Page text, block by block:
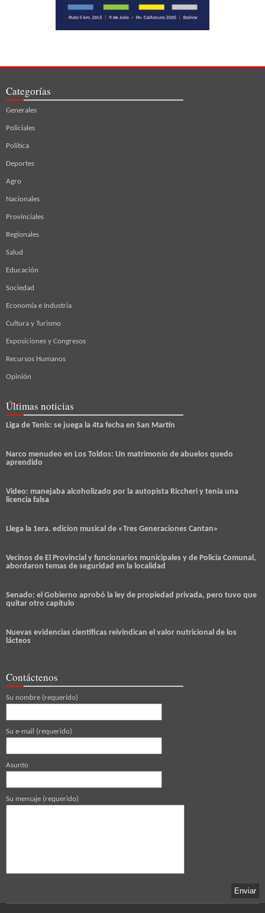
Categorías
Generales
Policiales
Política
Deportes
Agro
Nacionales
Provinciales
Regionales
Salud
Educación
Sociedad
Economía e Industria
Cultura y Turismo
Exposiciones y Congresos
Recursos Humanos
Opinión
Últimas noticias
Liga de Tenis: se juega la 4ta fecha en San Martín
Narco menudeo en Los Toldos: Un matrimonio de abuelos quedo
aprendido
Video: manejaba alcoholizado por la autopista Riccheri y tenía una
licencia falsa
Llega la 1era. edicion musical de «Tres Generaciones Cantan»
Vecinos de El Provincial y funcionarios municipales y de Policia Comunal,
abordaron temas de seguridad en la localidad
Senado: el Gobierno aprobó la ley de propiedad privada, pero tuvo que
quitar otro capítulo
Nuevas evidencias científicas reivindican el valor nutricional de los
lácteos
Contáctenos
Su nombre (requerido)
Su e-mail (requerido)
Asunto
Su mensaje (requerido)